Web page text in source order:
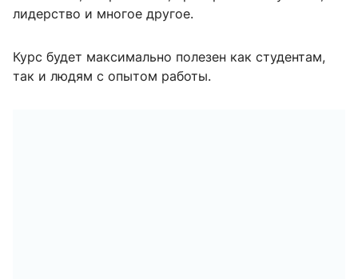
лидерство и многое другое.
Курс будет максимально полезен как студентам,
так и людям с опытом работы.